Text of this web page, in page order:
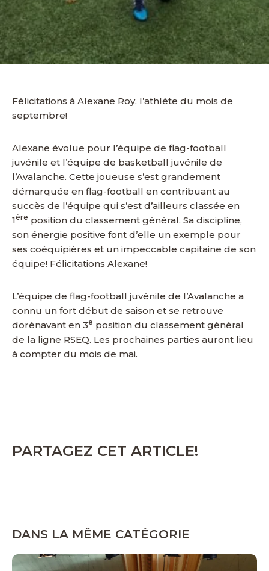
Félicitations à Alexane Roy, l’athlète du mois de
septembre!
Alexane évolue pour l’équipe de flag-football
juvénile et l’équipe de basketball juvénile de
l’Avalanche. Cette joueuse s’est grandement
démarquée en flag-football en contribuant au
succès de l’équipe qui s’est d’ailleurs classée en
1ère position du classement général. Sa discipline,
son énergie positive font d’elle un exemple pour
ses coéquipières et un impeccable capitaine de son
équipe! Félicitations Alexane!
L’équipe de flag-football juvénile de l’Avalanche a
connu un fort début de saison et se retrouve
dorénavant en 3e position du classement général
de la ligne RSEQ. Les prochaines parties auront lieu
à compter du mois de mai.
PARTAGEZ CET ARTICLE!
DANS LA MÊME CATÉGORIE